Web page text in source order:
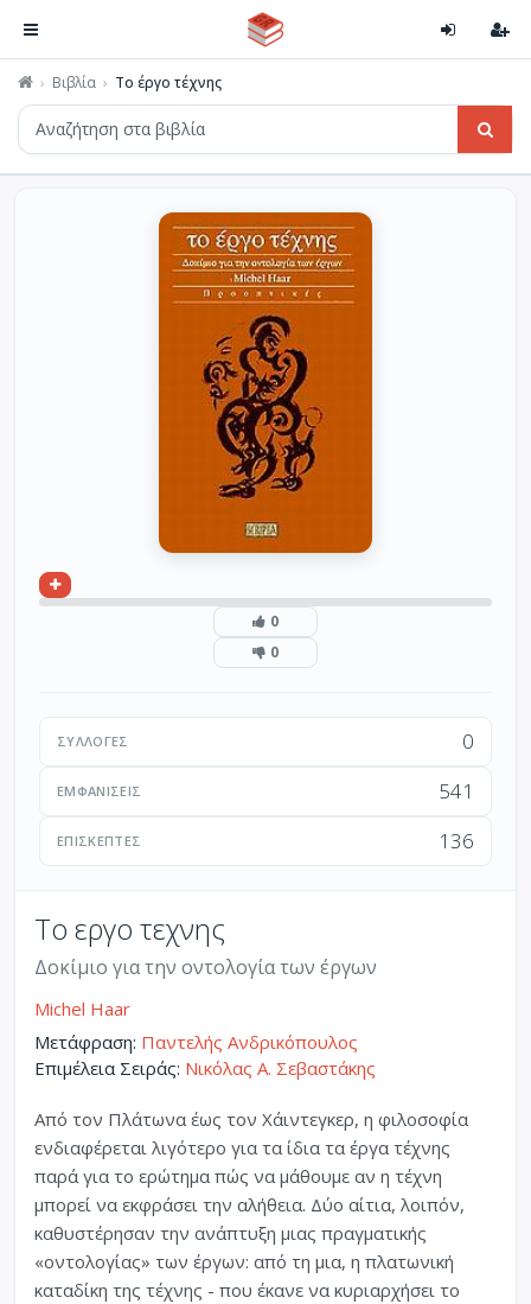
Βιβλία Το έργο τέχνης
0
0
ΣΥΛΛΟΓΈΣ 0
ΕΜΦΑΝΊΣΕΙΣ 541
ΕΠΙΣΚΈΠΤΕΣ 136
Το εργο τεχνης
Δοκίμιο για την οντολογία των έργων
Michel Haar
Μετάφραση: Παντελής Ανδρικόπουλος
Επιμέλεια Σειράς: Νικόλας Α. Σεβαστάκης
Από τον Πλάτωνα έως τον Χάιντεγκερ, η φιλοσοφία
ενδιαφέρεται λιγότερο για τα ίδια τα έργα τέχνης
παρά για το ερώτημα πώς να μάθουμε αν η τέχνη
μπορεί να εκφράσει την αλήθεια. Δύο αίτια, λοιπόν,
καθυστέρησαν την ανάπτυξη μιας πραγματικής
«οντολογίας» των έργων: από τη μια, η πλατωνική
καταδίκη της τέχνης - που έκανε να κυριαρχήσει το